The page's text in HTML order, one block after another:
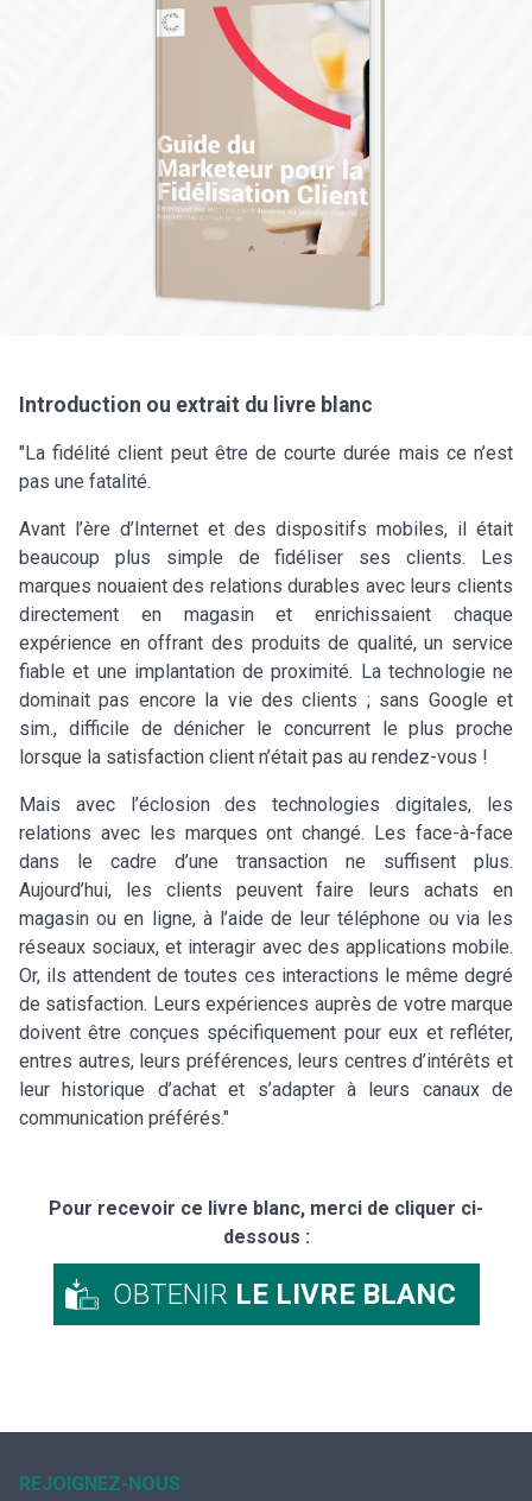
Introduction ou extrait du livre blanc
"La fidélité client peut être de courte durée mais ce n’est
pas une fatalité.
Avant l’ère d’Internet et des dispositifs mobiles, il était
beaucoup plus simple de fidéliser ses clients. Les
marques nouaient des relations durables avec leurs clients
directement en magasin et enrichissaient chaque
expérience en offrant des produits de qualité, un service
fiable et une implantation de proximité. La technologie ne
dominait pas encore la vie des clients ; sans Google et
sim., difficile de dénicher le concurrent le plus proche
lorsque la satisfaction client n’était pas au rendez-vous !
Mais avec l’éclosion des technologies digitales, les
relations avec les marques ont changé. Les face-à-face
dans le cadre d’une transaction ne suffisent plus.
Aujourd’hui, les clients peuvent faire leurs achats en
magasin ou en ligne, à l’aide de leur téléphone ou via les
réseaux sociaux, et interagir avec des applications mobile.
Or, ils attendent de toutes ces interactions le même degré
de satisfaction. Leurs expériences auprès de votre marque
doivent être conçues spécifiquement pour eux et refléter,
entres autres, leurs préférences, leurs centres d’intérêts et
leur historique d’achat et s’adapter à leurs canaux de
communication préférés."
Pour recevoir ce livre blanc, merci de cliquer ci-
dessous :
OBTENIR LE LIVRE BLANC
REJOIGNEZ-NOUS